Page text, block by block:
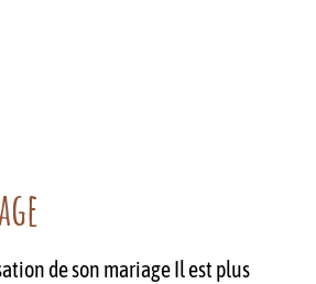
de son mariage Il est plus